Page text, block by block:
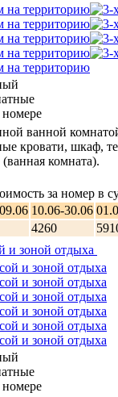
ванной
кровати, шкаф,
комната).
за номер в
10.06-30.06
4260
и зоной отдыха